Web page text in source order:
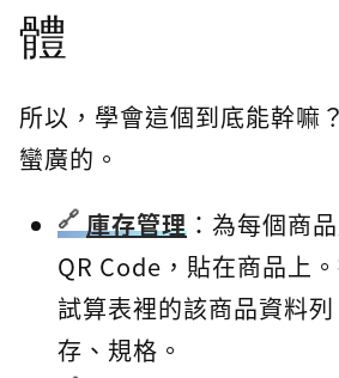
體
所以，學會這個到底能幹嘛
蠻廣的。
庫存管理 ：為每個商
QR Code，貼在商品上
試算表裡的該商品資料
存、規格。